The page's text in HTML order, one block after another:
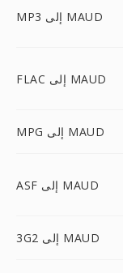
MP3 إلى MAUD
FLAC إلى MAUD
MPG إلى MAUD
ASF إلى MAUD
3G2 إلى MAUD